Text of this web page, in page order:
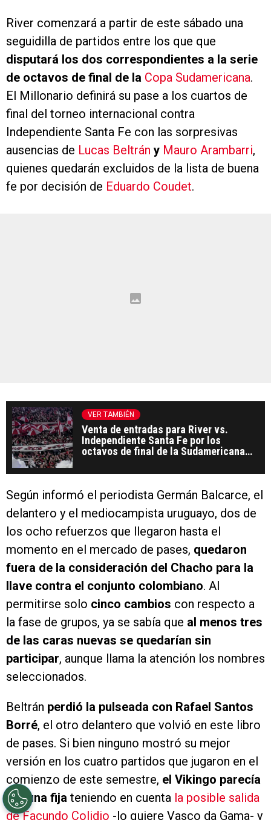
River comenzará a partir de este sábado una
seguidilla de partidos entre los que que
disputará los dos correspondientes a la serie
de octavos de final de la Copa Sudamericana.
El Millonario definirá su pase a los cuartos de
final del torneo internacional contra
Independiente Santa Fe con las sorpresivas
ausencias de Lucas Beltrán y Mauro Arambarri,
quienes quedarán excluidos de la lista de buena
fe por decisión de Eduardo Coudet.
VER TAMBIÉN
Venta de entradas para River vs.
Independiente Santa Fe por los
octavos de final de la Sudamericana
Según informó el periodista Germán Balcarce, el
delantero y el mediocampista uruguayo, dos de
los ocho refuerzos que llegaron hasta el
momento en el mercado de pases, quedaron
fuera de la consideración del Chacho para la
llave contra el conjunto colombiano. Al
permitirse solo cinco cambios con respecto a
la fase de grupos, ya se sabía que al menos tres
de las caras nuevas se quedarían sin
participar, aunque llama la atención los nombres
seleccionados.
Beltrán perdió la pulseada con Rafael Santos
Borré, el otro delantero que volvió en este libro
de pases. Si bien ninguno mostró su mejor
versión en los cuatro partidos que jugaron en el
comienzo de este semestre, el Vikingo parecía
ser una fija teniendo en cuenta la posible salida
de Facundo Colidio -lo quiere Vasco da Gama- y